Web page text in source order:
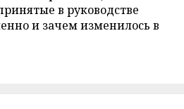
в руководстве
и зачем изменилось в